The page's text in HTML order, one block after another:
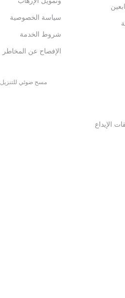
الإيداع
سياسة الخصوصية
شروط الخدمة
الإفصاح عن المخاطر
مسح ضوئي للتنزيل